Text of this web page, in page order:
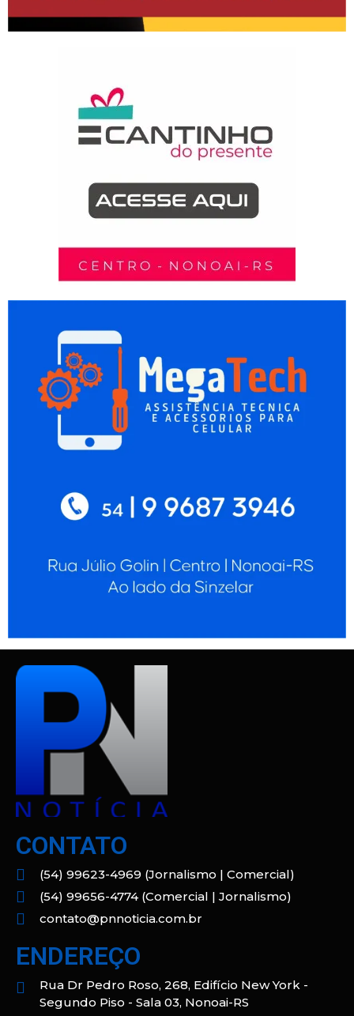
CONTATO
(54) 99623-4969 (Jornalismo | Comercial)
(54) 99656-4774 (Comercial | Jornalismo)
contato@pnnoticia.com.br
ENDEREÇO
Rua Dr Pedro Roso, 268, Edifício New York -
Segundo Piso - Sala 03, Nonoai-RS